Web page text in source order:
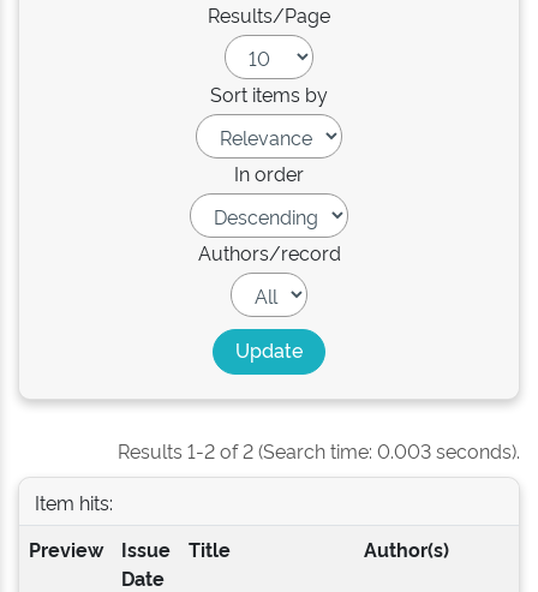
Results/Page
Sort items by
In order
Authors/record
Results 1-2 of 2 (Search time: 0.003 seconds).
Item hits:
Preview
Issue
Date
Title Author(s)